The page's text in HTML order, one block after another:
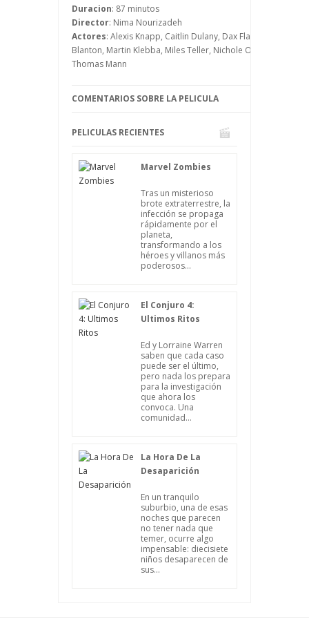
destrucción de proporciones
apocalípticas, que al final conseguirá que
los chicos sean populares, aunque no
como ellos querían en un principio al
organizar la fiesta.
Duracion: 87 minutos
Director: Nima Nourizadeh
Actores: Alexis Knapp, Caitlin Dulany, Dax Flame, Jillian
Blanton, Martin Klebba, Miles Teller, Nichole O'Connor,
Thomas Mann
COMENTARIOS SOBRE LA PELICULA
PELICULAS RECIENTES
Marvel Zombies
Tras un misterioso
brote extraterrestre, la
infección se propaga
rápidamente por el
planeta,
transformando a los
héroes y villanos más
poderosos...
El Conjuro 4:
Ultimos Ritos
Ed y Lorraine Warren
saben que cada caso
puede ser el último,
pero nada los prepara
para la investigación
que ahora los
convoca. Una
comunidad...
La Hora De La
Desaparición
En un tranquilo
suburbio, una de esas
noches que parecen
no tener nada que
temer, ocurre algo
impensable: diecisiete
niños desaparecen de
sus...